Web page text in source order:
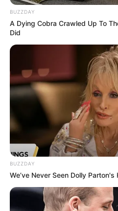
BUZZDAY
A Dying Cobra Crawled Up To
Did
BUZZDAY
We’ve Never Seen Dolly